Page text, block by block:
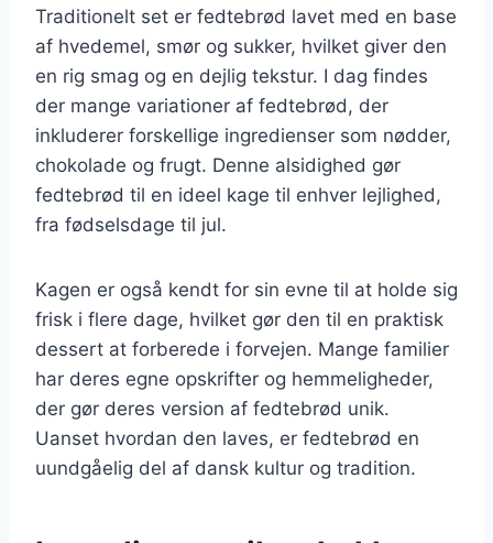
Traditionelt set er fedtebrød lavet med en base
af hvedemel, smør og sukker, hvilket giver den
en rig smag og en dejlig tekstur. I dag findes
der mange variationer af fedtebrød, der
inkluderer forskellige ingredienser som nødder,
chokolade og frugt. Denne alsidighed gør
fedtebrød til en ideel kage til enhver lejlighed,
fra fødselsdage til jul.
Kagen er også kendt for sin evne til at holde sig
frisk i flere dage, hvilket gør den til en praktisk
dessert at forberede i forvejen. Mange familier
har deres egne opskrifter og hemmeligheder,
der gør deres version af fedtebrød unik.
Uanset hvordan den laves, er fedtebrød en
uundgåelig del af dansk kultur og tradition.